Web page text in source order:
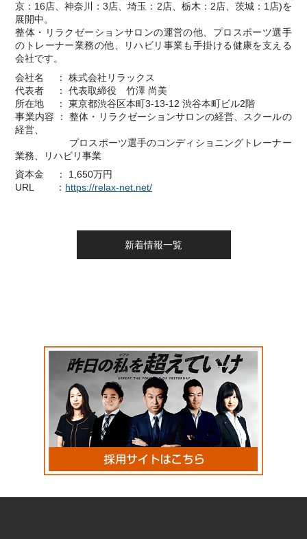
京：16店、神奈川：3店、埼⽟：2店、栃⽊：2店、茨城：1店)を
展開中。
整体・リラクゼーションサロンの運営の他、プロスポーツ選⼿
のトレーナー業務の他、リハビリ事業も⼿掛ける健康を⽀える
会社です。
会社名 ： 株式会社リラックス
代表者 ： 代表取締役 ⽵澤 尚美
所在地 ： 東京都渋⾕区本町3-13-12 渋⾕本町ビル2階
事業内容 ： 整体・リラクゼーションサロンの経営、スクールの
経営、
プロスポーツ選⼿のコンディショニングトレーナー
業務、リハビリ事業
資本金 ： 1,650万円
URL ： https://relax-net.net/
新着情報一覧